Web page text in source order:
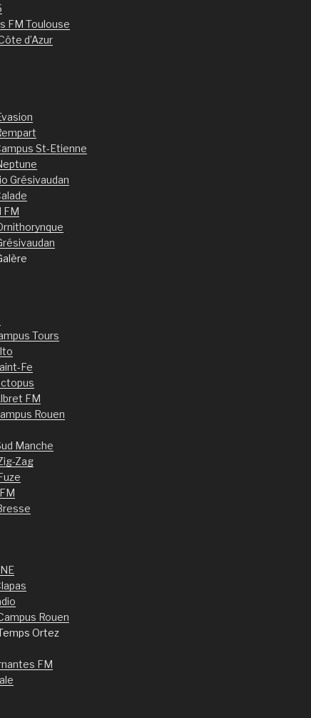
FM Toulouse
d’Azur
St-Etienne
Grésivaudan
FM
Tours
Fe
FM
Rouen
Manche
Zag
Rouen
Ortez
FM